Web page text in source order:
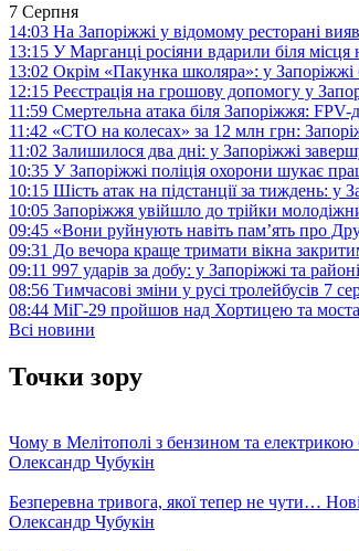
7 Серпня
14:03 На Запоріжжі у відомому ресторані
13:15 У Марганці росіяни вдарили біля
13:02 Окрім «Пакунка школяра»: у Запоріжжі
12:15 Реєстрація на грошову допомогу у
11:59 Смертельна атака біля Запоріжжя:
11:42 «СТО на колесах» за 12 млн грн:
11:02 Залишилося два дні: у Запоріжжі
10:35 У Запоріжжі поліція охорони шукає
10:15 Шість атак на підстанції за тиждень: у
10:05 Запоріжжя увійшло до трійки
09:45 «Вони руйнують навіть пам’ять про
09:31 До вечора краще тримати вікна
09:11 997 ударів за добу: у Запоріжжі та
08:56 Тимчасові зміни у русі тролейбусів 7
08:44 МіГ-29 пройшов над Хортицею та
Всі новини
Точки зору
Чому в Мелітополі з бензином та електрикою
Олександр Чубукін
Безперевна тривога, якої тепер не чути…
Олександр Чубукін